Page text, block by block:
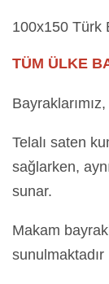
100x150 Türk
TÜM ÜLKE
Telalı saten
sağlarken,
sunar.
Makam
sunulmaktadır